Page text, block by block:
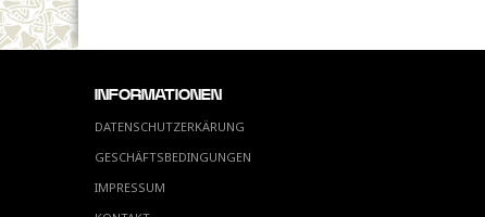
INFORMATIONEN
DATENSCHUTZERKÄRUNG
GESCHÄFTSBEDINGUNGEN
IMPRESSUM